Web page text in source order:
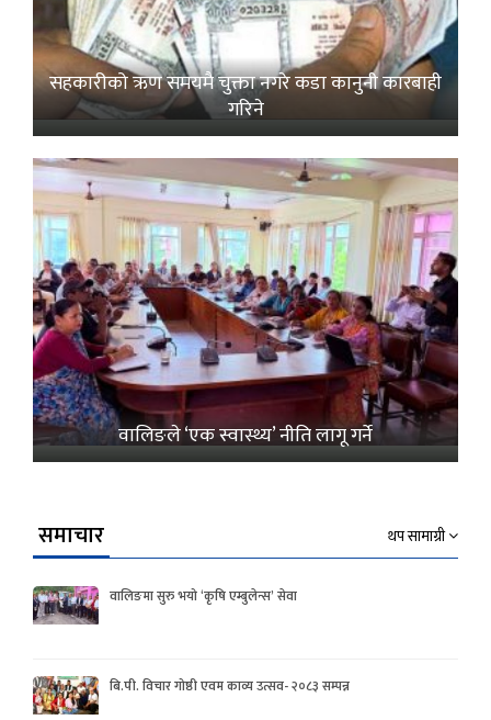
सहकारीको ऋण समयमै चुक्ता नगरे कडा कानुनी कारबाही
गरिने
वालिङले ‘एक स्वास्थ्य’ नीति लागू गर्ने
समाचार थप सामाग्री
वालिङमा सुरु भयो ‘कृषि एम्बुलेन्स’ सेवा
बि.पी. विचार गोष्ठी एवम काव्य उत्सव- २०८३ सम्पन्न